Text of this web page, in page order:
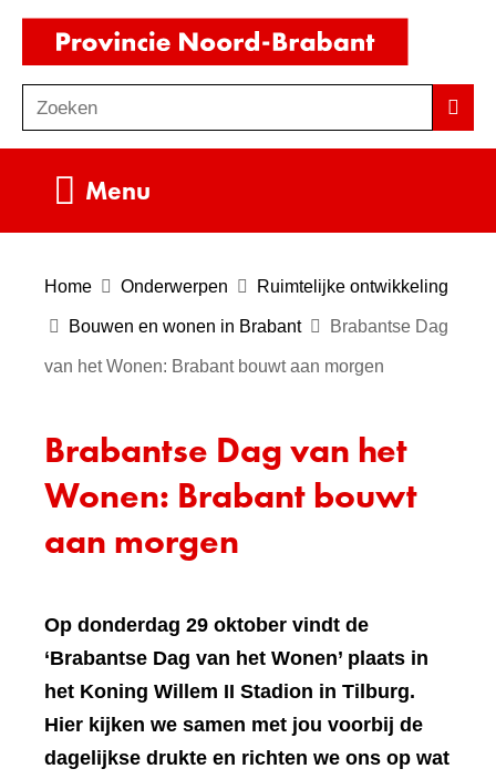
Ga
de
inhoud
o
e
Zoeken
Menu
Home Onderwerpen Ruimtelijke ontwikkeling
Bouwen en wonen in Brabant Brabantse Dag
van het Wonen: Brabant bouwt aan morgen
Brabantse Dag van het
Wonen: Brabant bouwt
aan morgen
Op donderdag 29 oktober vindt de
‘Brabantse Dag van het Wonen’ plaats in
het Koning Willem II Stadion in Tilburg.
Hier kijken we samen met jou voorbij de
dagelijkse drukte en richten we ons op wat